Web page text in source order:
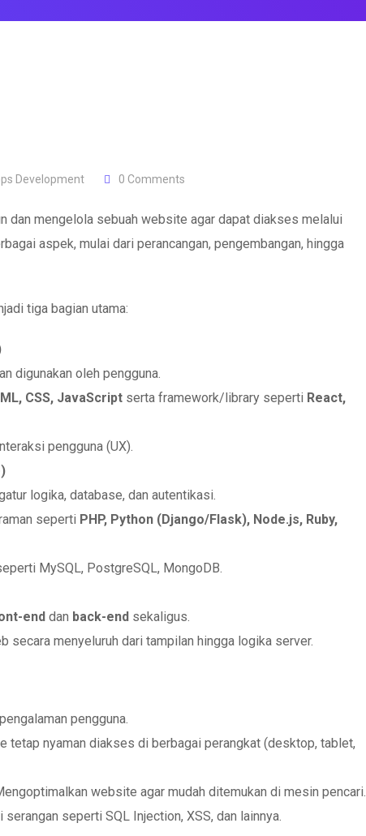
Development 0 Comments
dan mengelola sebuah website agar dapat diakses melalui
aspek, mulai dari perancangan, pengembangan, hingga
tiga bagian utama:
digunakan oleh pengguna.
CSS, JavaScript serta framework/library seperti React,
pengguna (UX).
logika, database, dan autentikasi.
seperti PHP, Python (Django/Flask), Node.js, Ruby,
MySQL, PostgreSQL, MongoDB.
end dan back-end sekaligus.
secara menyeluruh dari tampilan hingga logika server.
pengguna.
tetap nyaman diakses di berbagai perangkat (desktop, tablet,
website agar mudah ditemukan di mesin pencari.
seperti SQL Injection, XSS, dan lainnya.